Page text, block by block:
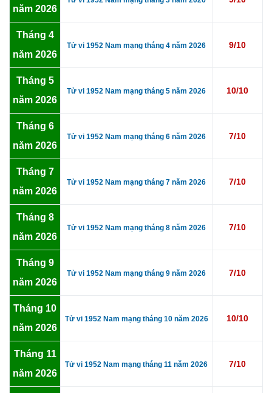
năm 2026
Tháng 4
năm 2026
Tử vi 1952 Nam mạng tháng 4 năm 2026 9/10
Tháng 5
năm 2026
Tử vi 1952 Nam mạng tháng 5 năm 2026 10/10
Tháng 6
năm 2026
Tử vi 1952 Nam mạng tháng 6 năm 2026 7/10
Tháng 7
năm 2026
Tử vi 1952 Nam mạng tháng 7 năm 2026 7/10
Tháng 8
năm 2026
Tử vi 1952 Nam mạng tháng 8 năm 2026 7/10
Tháng 9
năm 2026
Tử vi 1952 Nam mạng tháng 9 năm 2026 7/10
Tháng 10
năm 2026
Tử vi 1952 Nam mạng tháng 10 năm 2026 10/10
Tháng 11
năm 2026
Tử vi 1952 Nam mạng tháng 11 năm 2026 7/10